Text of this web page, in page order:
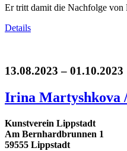
Er tritt damit die Nachfolge von
Details
13.08.2023 – 01.10.2023
Irina Martyshkova
Kunstverein Lippstadt
Am Bernhardbrunnen 1
59555 Lippstadt